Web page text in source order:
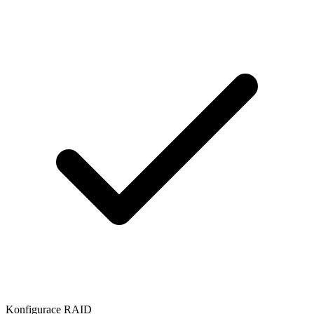
Konfigurace RAID